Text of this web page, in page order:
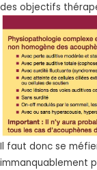
des objectifs
Il faut donc se
immanquablement